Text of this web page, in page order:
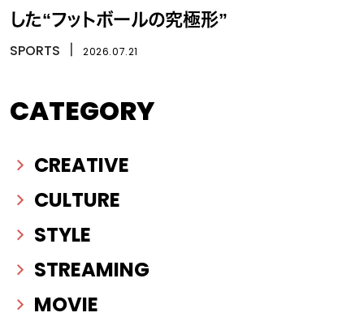
した“フットボールの究極形”
SPORTS 2026.07.21
CATEGORY
CREATIVE
CULTURE
STYLE
STREAMING
MOVIE